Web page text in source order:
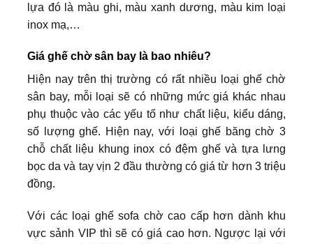
lựa đó là màu ghi, màu xanh dương, màu kim loại
inox mạ,…
Giá ghế chờ sân bay là bao nhiêu?
Hiện nay trên thị trường có rất nhiều loại ghế chờ
sân bay, mỗi loại sẽ có những mức giá khác nhau
phụ thuộc vào các yếu tố như chất liệu, kiểu dáng,
số lượng ghế. Hiện nay, với loại ghế băng chờ 3
chỗ chất liệu khung inox có đệm ghế và tựa lưng
bọc da và tay vịn 2 đầu thường có giá từ hơn 3 triệu
đồng.
Với các loại ghế sofa chờ cao cấp hơn dành khu
vực sảnh VIP thì sẽ có giá cao hơn. Ngược lại với